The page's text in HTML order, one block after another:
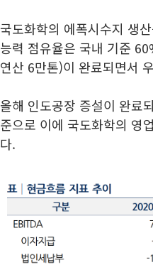
국도화학의 에폭시수지 생
능력 점유율은 국내 기준
연산 6만톤)이 완료되면서
올해 인도공장 증설이 완료
준으로 이에 국도화학의 영
다.